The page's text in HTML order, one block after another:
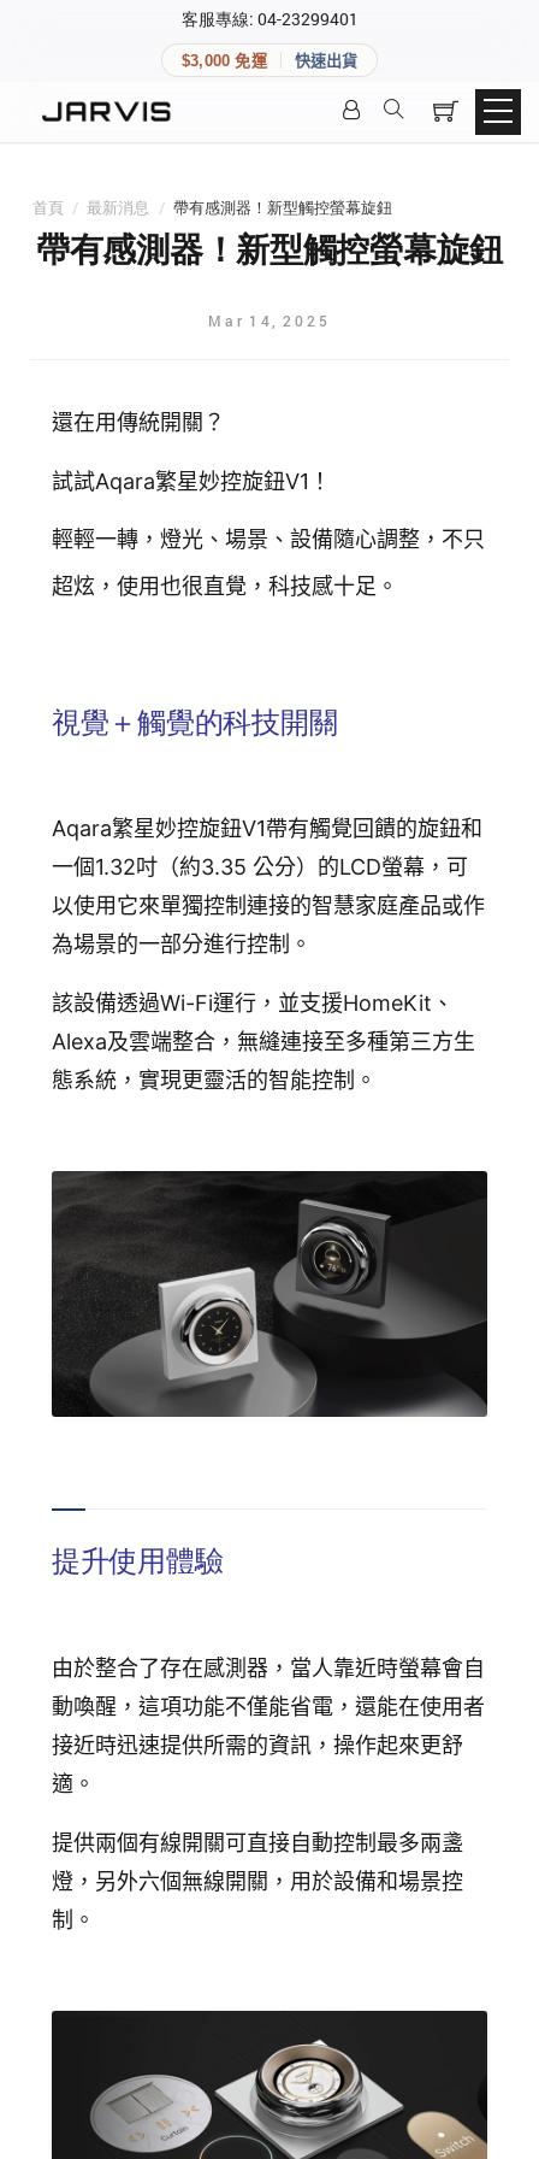
客服專線: 04-23299401
$3,000 免運 快速出貨
首頁 / 最新消息 / 帶有感測器！新型觸控螢幕旋鈕
帶有感測器！新型觸控螢幕旋鈕
Mar 14 2025
還在用傳統開關？
試試Aqara繁星妙控旋鈕V1！
輕輕一轉，燈光、場景、設備隨心調整，不只
超炫，使用也很直覺，科技感十足。
視覺＋觸覺的科技開關
Aqara繁星妙控旋鈕V1帶有觸覺回饋的旋鈕和
一個1.32吋（約3.35 公分）的LCD螢幕，可
以使用它來單獨控制連接的智慧家庭產品或作
為場景的一部分進行控制。
該設備透過Wi-Fi運行，並支援HomeKit、
Alexa及雲端整合，無縫連接至多種第三方生
態系統，實現更靈活的智能控制。
提升使用體驗
由於整合了存在感測器，當人靠近時螢幕會自
動喚醒，這項功能不僅能省電，還能在使用者
接近時迅速提供所需的資訊，操作起來更舒
適。
提供兩個有線開關可直接自動控制最多兩盞
燈，另外六個無線開關，用於設備和場景控
制。
快速連結
Matter 智慧家庭
精品家電
登入後可查看訂單、會員資料與收藏清單。
密碼
快速連結
追蹤我的訂單
會員資料管理